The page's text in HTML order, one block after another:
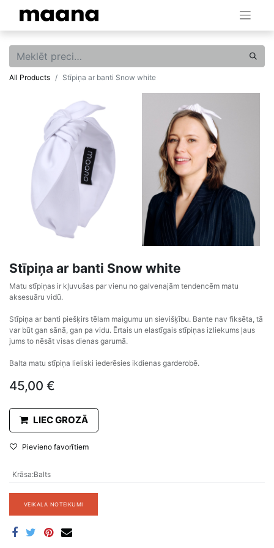
All Products Stīpiņa ar banti Snow white
Stīpiņa ar banti Snow white
Matu stīpiņas ir kļuvušas par vienu no galvenajām tendencēm matu
aksesuāru vidū.
Stīpiņa ar banti piešķirs tēlam maigumu un sievišķību. Bante nav fiksēta, tā
var būt gan sānā, gan pa vidu. Ērtais un elastīgais stīpiņas izliekums ļaus
jums to nēsāt visas dienas garumā.
Balta matu stīpiņa lieliski iederēsies ikdienas garderobē.
45,00 €
LIEC GROZĀ
Pievieno favorītiem
Krāsa:Balts
VEIKALA NOTEIKUMI